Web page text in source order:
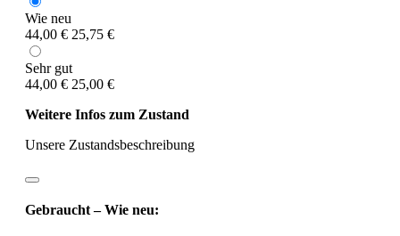
Wie neu
44,00 € 25,75 €
Sehr gut
44,00 € 25,00 €
Weitere Infos zum Zustand
Unsere Zustandsbeschreibung
Gebraucht – Wie neu: